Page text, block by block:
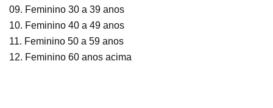
09. Feminino 30 a 39 anos
10. Feminino 40 a 49 anos
11. Feminino 50 a 59 anos
12. Feminino 60 anos acima